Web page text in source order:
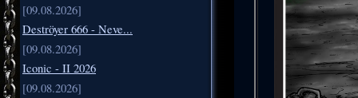
[09.08.2026]
Deströyer 666 - Neve...
[09.08.2026]
Iconic - II 2026
[09.08.2026]